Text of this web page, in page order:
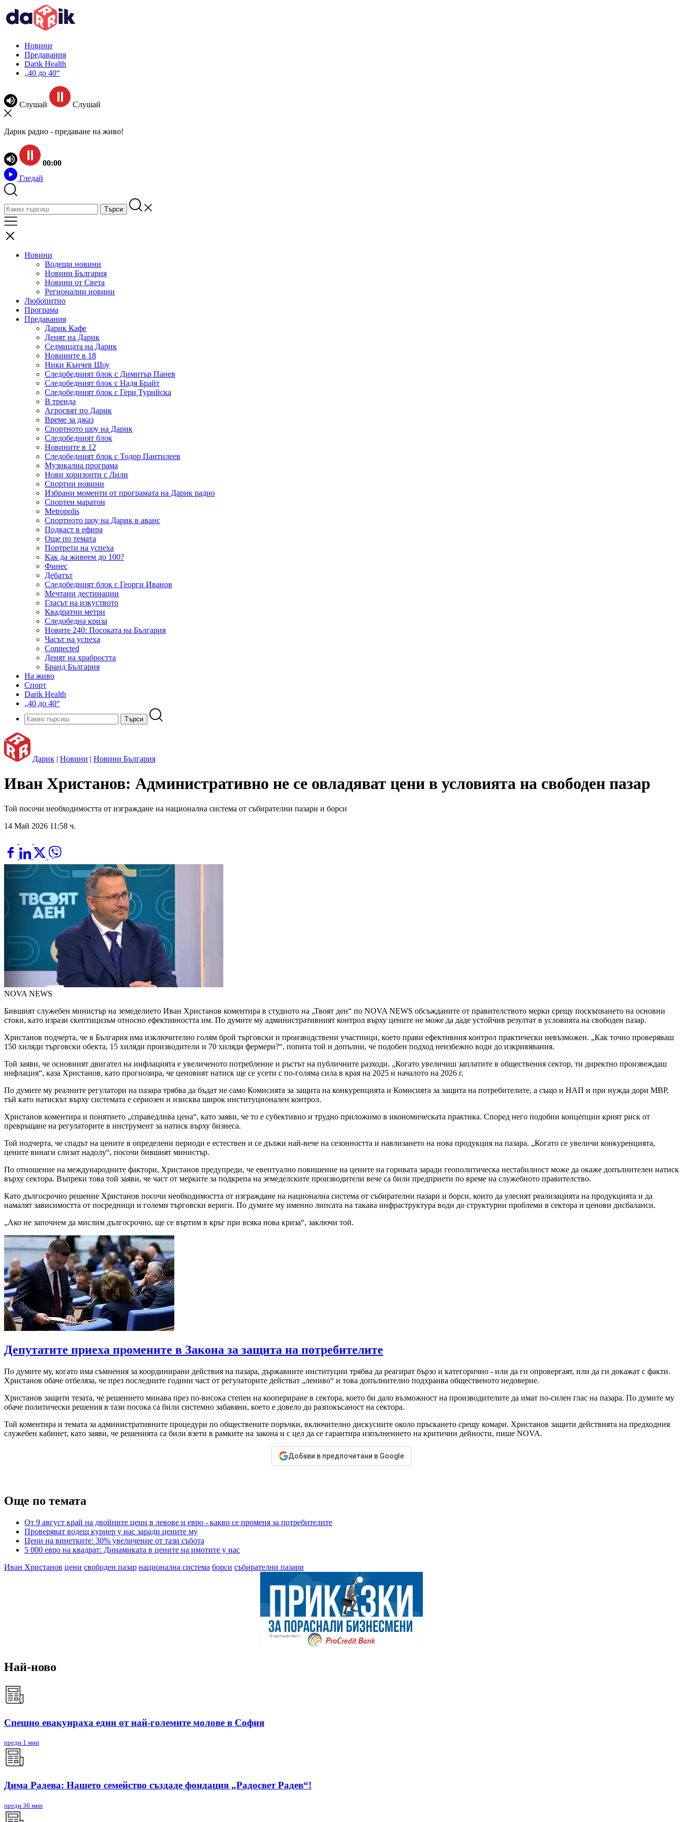
Новини
Предавания
Darik Health
„40 до 40“
Слушай Слушай
Дарик радио - предаване на живо!
00:00
Гледай
Новини
Водещи новини
Новини България
Новини от Света
Регионални новини
Любопитно
Програма
Предавания
Дарик Кафе
Денят на Дарик
Седмицата на Дарик
Новините в 18
Ники Кънчев Шоу
Следобедният блок с Димитър Панев
Следобедният блок с Надя Брайт
Следобедният блок с Гери Турийска
В тренда
Агросвят по Дарик
Време за джаз
Спортното шоу на Дарик
Следобедният блок
Новините в 12
Следобедният блок с Тодор Пантилеев
Музикална програма
Нови хоризонти с Лили
Спортни новини
Избрани моменти от програмата на Дарик радио
Спортен маратон
Metropolis
Спортното шоу на Дарик в аванс
Подкаст в ефира
Още по темата
Портрети на успеха
Как да живеем до 100?
Финес
Дебатът
Следобедният блок с Георги Иванов
Мечтани дестинации
Гласът на изкуството
Квадратни метри
Следобедна криза
Новите 240: Посоката на България
Часът на успеха
Connected
Денят на храбростта
Бранд България
На живо
Спорт
Darik Health
„40 до 40“
Дарик | Новини | Новини България
Иван Христанов: Административно не се овладяват цени в условията на свободен пазар
Той посочи необходимостта от изграждане на национална система от събирателни пазари и борси
14 Май 2026 11:58 ч.
NOVA NEWS
Бившият служебен министър на земеделието Иван Христанов коментира в студиото на „Твоят ден“ по NOVA NEWS обсъжданите от правителството мерки срещу поскъпването на основни
стоки, като изрази скептицизъм относно ефективността им. По думите му административният контрол върху цените не може да даде устойчив резултат в условията на свободен пазар.
Христанов подчерта, че в България има изключително голям брой търговски и производствени участници, което прави ефективния контрол практически невъзможен. „Как точно проверяваш
150 хиляди търговски обекта, 15 хиляди производители и 70 хиляди фермери?“, попита той и допълни, че подобен подход неизбежно води до изкривявания.
Той заяви, че основният двигател на инфлацията е увеличеното потребление и ръстът на публичните разходи. „Когато увеличиш заплатите в обществения сектор, ти директно произвеждаш
инфлация“, каза Христанов, като прогнозира, че ценовият натиск ще се усети с по-голяма сила в края на 2025 и началото на 2026 г.
По думите му реалните регулатори на пазара трябва да бъдат не само Комисията за защита на конкуренцията и Комисията за защита на потребителите, а също и НАП и при нужда дори МВР,
тъй като натискът върху системата е сериозен и изисква широк институционален контрол.
Христанов коментира и понятието „справедлива цена“, като заяви, че то е субективно и трудно приложимо в икономическата практика. Според него подобни концепции крият риск от
превръщане на регулаторите в инструмент за натиск върху бизнеса.
Той подчерта, че спадът на цените в определени периоди е естествен и се дължи най-вече на сезонността и навлизането на нова продукция на пазара. „Когато се увеличи конкуренцията,
цените винаги слизат надолу“, посочи бившият министър.
По отношение на международните фактори, Христанов предупреди, че евентуално повишение на цените на горивата заради геополитическа нестабилност може да окаже допълнителен натиск
върху сектора. Въпреки това той заяви, че част от мерките за подкрепа на земеделските производители вече са били предприети по време на служебното правителство.
Като дългосрочно решение Христанов посочи необходимостта от изграждане на национална система от събирателни пазари и борси, които да улеснят реализацията на продукцията и да
намалят зависимостта от посредници и големи търговски вериги. По думите му именно липсата на такава инфраструктура води до структурни проблеми в сектора и ценови дисбаланси.
„Ако не започнем да мислим дългосрочно, ще се въртим в кръг при всяка нова криза“, заключи той.
Депутатите приеха промените в Закона за защита на потребителите
По думите му, когато има съмнения за координирани действия на пазара, държавните институции трябва да реагират бързо и категорично - или да ги опровергаят, или да ги докажат с факти.
Христанов обаче отбеляза, че през последните години част от регулаторите действат „лениво“ и това допълнително подхранва общественото недоверие.
Христанов защити тезата, че решението минава през по-висока степен на коопериране в сектора, което би дало възможност на производителите да имат по-силен глас на пазара. По думите му
обаче политически решения в тази посока са били системно забавяни, което е довело до разпокъсаност на сектора.
Той коментира и темата за административните процедури по обществените поръчки, включително дискусиите около пръскането срещу комари. Христанов защити действията на предходния
служебен кабинет, като заяви, че решенията са били взети в рамките на закона и с цел да се гарантира изпълнението на критични дейности, пише NOVA.
Добави в предпочитани в Google
Още по темата
От 9 август край на двойните цени в левове и евро - какво се променя за потребителите
Проверяват водещ куриер у нас заради цените му
Цени на винетките: 30% увеличение от тази събота
5 000 евро на квадрат: Динамиката в цените на имотите у нас
Иван Христанов цени свободен пазар национална система борси събирателни пазари
Най-ново
Спешно евакуираха един от най-големите молове в София
преди 1 мин
Дима Радева: Нашето семейство създаде фондация „Радосвет Радев“!
преди 36 мин